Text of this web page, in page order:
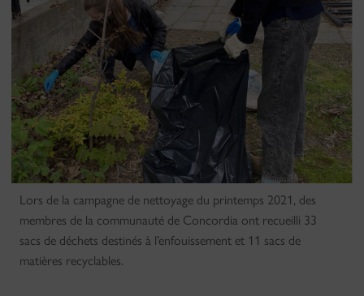
Lors de la campagne de nettoyage du printemps 2021, des
membres de la communauté de Concordia ont recueilli 33
sacs de déchets destinés à l’enfouissement et 11 sacs de
matières recyclables.